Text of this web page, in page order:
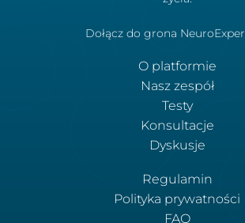
Dołącz do grona
O platformie
Nasz zespół
Testy
Konsultacje
Dyskusje
Regulamin
Polityka prywatności
FAQ